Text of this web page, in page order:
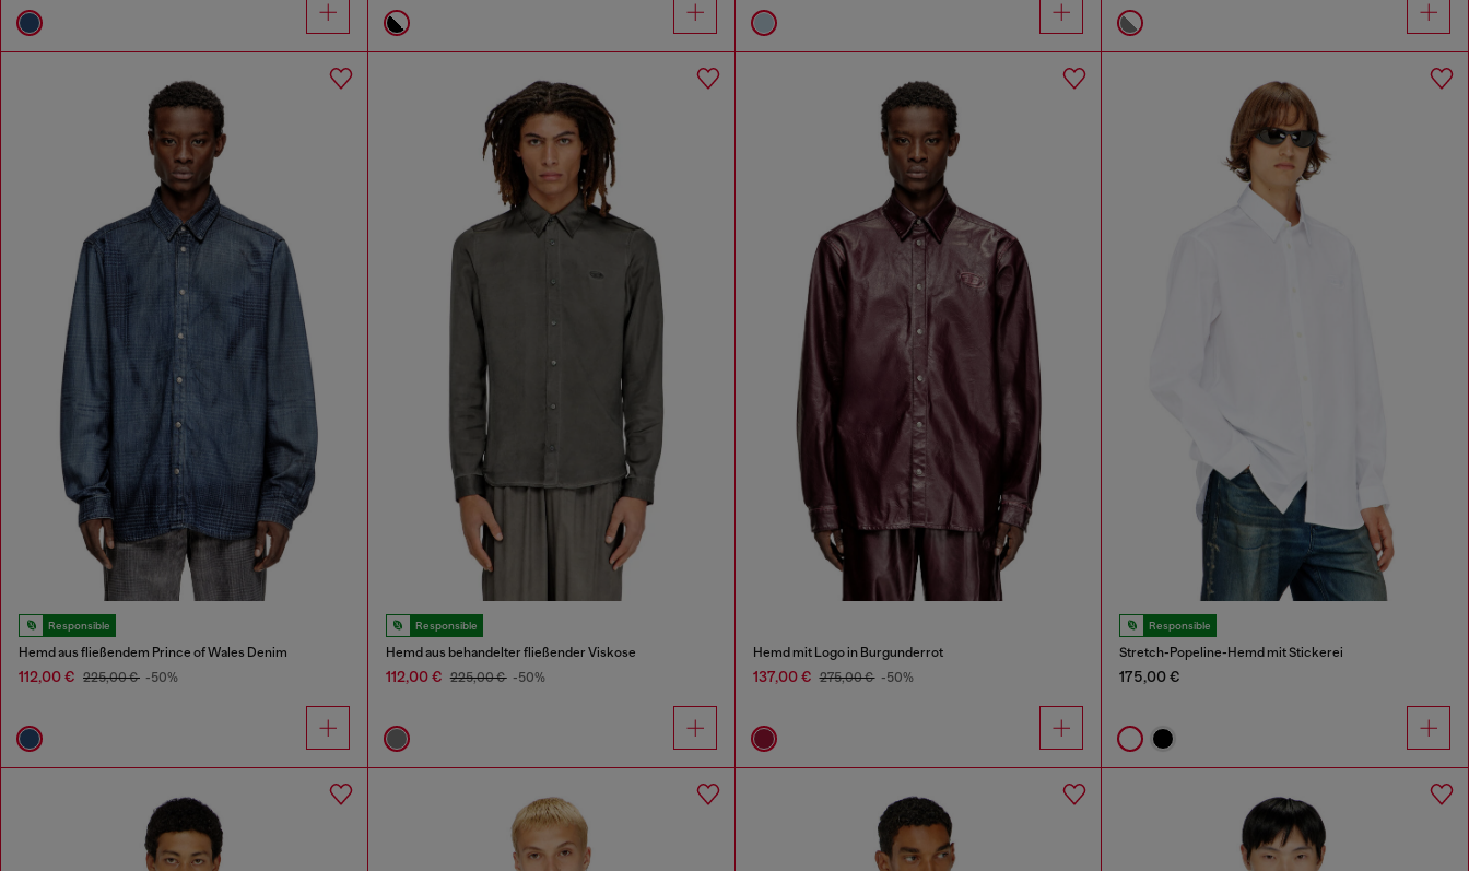
Responsible
Hemd aus fließendem Prince of Wales Denim
112,00 € 225,00 € -50%
Responsible
Hemd aus behandelter fließender Viskose
112,00 € 225,00 € -50%
Hemd mit Logo in Burgunderrot
137,00 € 275,00 € -50%
Responsible
Stretch-Popeline-Hemd mit Stickerei
175,00 €